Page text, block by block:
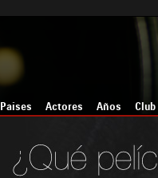
Países Actores Años Club